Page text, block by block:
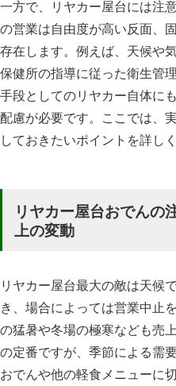
一方で、リヤカー屋台には注
の営業は自由度が高い反面、
存在します。例えば、天候や
保健所の指導に従った衛生管
手段としてのリヤカー自体に
配慮が必要です。ここでは、
しておきたいポイントを詳し
リヤカー屋台おでんの
上の変動
リヤカー屋台最大の敵は天候
き、場合によっては営業中止
の猛暑や冬場の極寒なども売
の定番ですが、季節による需
おでんや他の軽食メニューに